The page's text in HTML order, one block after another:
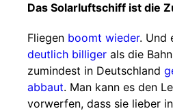
Das Solarluftschiff ist die
Fliegen boomt wieder. Und
deutlich billiger als die
zumindest in Deutschland
abbaut. Man kann es den
vorwerfen, dass sie lieber